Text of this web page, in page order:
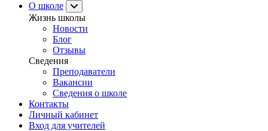
О школе
Жизнь школы
Новости
Блог
Отзывы
Сведения
Преподаватели
Вакансии
Сведения о школе
Контакты
Личный кабинет
Вход для учителей